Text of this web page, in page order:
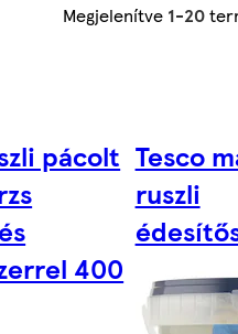
Megjelenítve 1-20
pácolt
400
Tesco
ruszli